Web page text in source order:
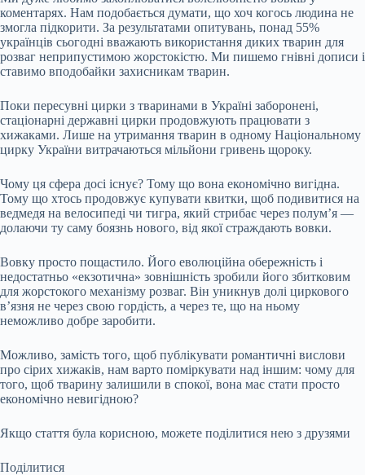
коментарях. Нам подобається думати, що хоч когось людина не
змогла підкорити. За результатами опитувань, понад 55%
українців сьогодні вважають використання диких тварин для
розваг неприпустимою жорстокістю. Ми пишемо гнівні дописи і
ставимо вподобайки захисникам тварин.
Поки пересувні цирки з тваринами в Україні заборонені,
стаціонарні державні цирки продовжують працювати з
хижаками. Лише на утримання тварин в одному Національному
цирку України витрачаються мільйони гривень щороку.
Чому ця сфера досі існує? Тому що вона економічно вигідна.
Тому що хтось продовжує купувати квитки, щоб подивитися на
ведмедя на велосипеді чи тигра, який стрибає через полум’я —
долаючи ту саму боязнь нового, від якої страждають вовки.
Вовку просто пощастило. Його еволюційна обережність і
недостатньо «екзотична» зовнішність зробили його збитковим
для жорстокого механізму розваг. Він уникнув долі циркового
в’язня не через свою гордість, а через те, що на ньому
неможливо добре заробити.
Можливо, замість того, щоб публікувати романтичні вислови
про сірих хижаків, нам варто поміркувати над іншим: чому для
того, щоб тварину залишили в спокої, вона має стати просто
економічно невигідною?
Якщо стаття була корисною, можете поділитися нею з друзями
Поділитися